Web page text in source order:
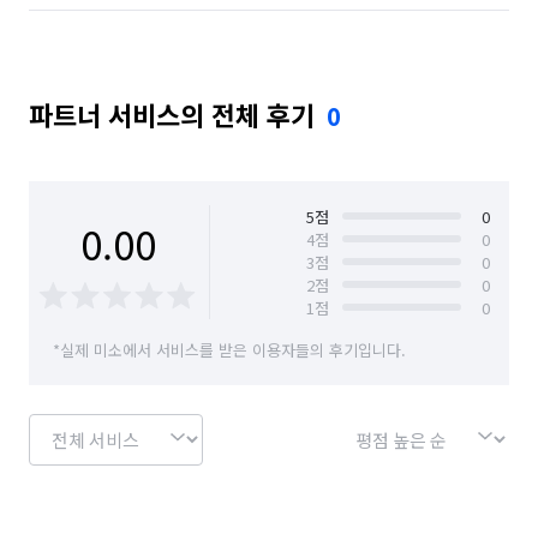
파트너 서비스의 전체 후기 0
0.00 5점
0
4점
0
3점
0
2점
0
1점
0
*실제 미소에서 서비스를 받은 이용자들의 후기입니다.